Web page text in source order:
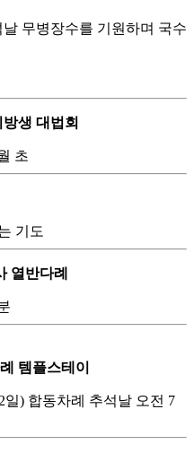
무병장수를 기원하며 국수
생 대법회
초
기도
열반다례
템플스테이
일) 합동차례 추석날 오전 7